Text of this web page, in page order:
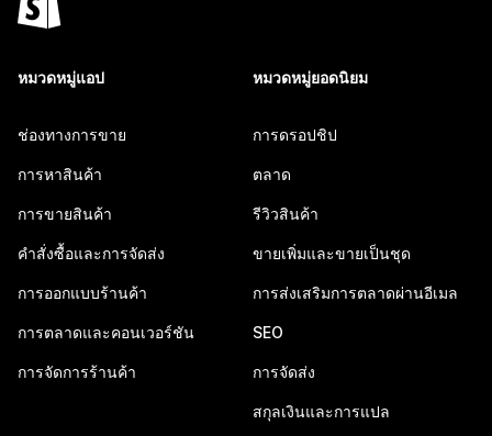
หมวดหมู่แอป
ช่องทางการขาย
การหาสินค้า
การขายสินค้า
คำสั่งซื้อและการจัดส่ง
การออกแบบร้านค้า
การตลาดและคอนเวอร์ชัน
การจัดการร้านค้า
หมวดหมู่ยอดนิยม
การดรอปชิป
ตลาด
รีวิวสินค้า
ขายเพิ่มและขายเป็นชุด
การส่งเสริมการตลาดผ่านอีเมล
SEO
การจัดส่ง
สกุลเงินและการแปล